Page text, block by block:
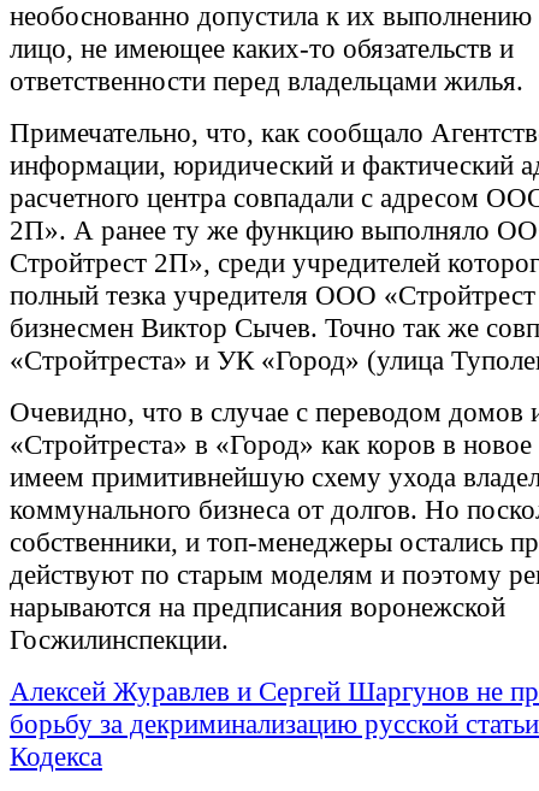
необоснованно допустила к их выполнению
лицо, не имеющее каких-то обязательств и
ответственности перед владельцами жилья.
Примечательно, что, как сообщало
информации, юридический и фактический
расчетного центра совпадали с адресом
2П». А ранее ту же функцию выполняло
Стройтрест 2П», среди учредителей
полный тезка учредителя ООО
бизнесмен Виктор Сычев. Точно так же
«Стройтреста» и УК «Город» (улица
Очевидно, что в случае с переводом домов
«Стройтреста» в «Город» как коров в
имеем примитивнейшую схему ухода
коммунального бизнеса от долгов. Но
собственники, и топ-менеджеры остались
действуют по старым моделям и поэтому
нарываются на предписания воронежской
Госжилинспекции.
Алексей Журавлев и Сергей Шаргунов не
борьбу за декриминализацию русской
Кодекса